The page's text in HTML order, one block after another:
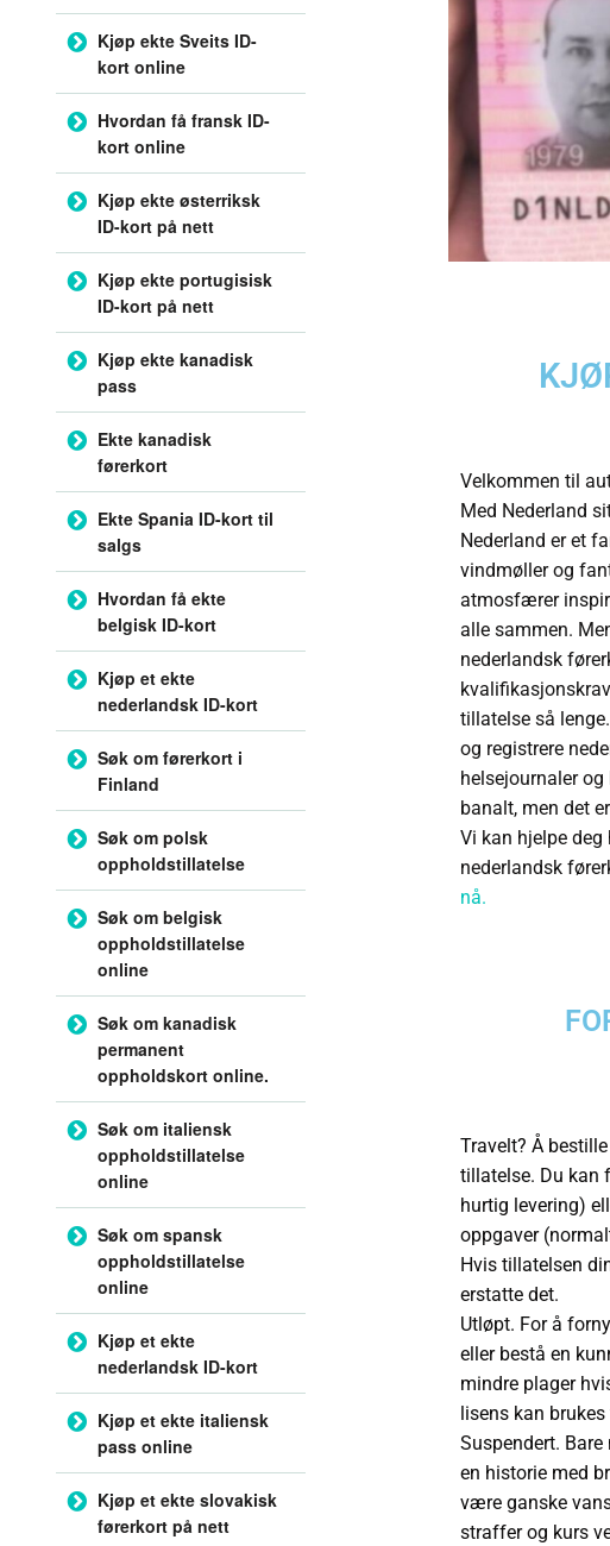
Velkommen til
Med Nederland
Nederland er et
vindmøller og
atmosfærer
alle sammen.
nederlandsk
tillatelse så
og registrere
helsejournaler
banalt, men det
Vi kan hjelpe
nederlandsk
nå.
Travelt? Å
tillatelse. Du kan
hurtig levering)
oppgaver
Hvis tillatelsen
erstatte det.
Utløpt. For å
eller bestå en
mindre plager
lisens kan
Suspendert.
en historie med
være ganske
straffer og kurs
Kjøp ekte Sveits ID-
kort online
Hvordan få fransk ID-
kort online
Kjøp ekte østerriksk
ID-kort på nett
Kjøp ekte portugisisk
ID-kort på nett
Kjøp ekte kanadisk
pass
Ekte kanadisk
førerkort
Ekte Spania ID-kort til
salgs
Hvordan få ekte
belgisk ID-kort
Kjøp et ekte
nederlandsk ID-kort
Søk om førerkort i
Finland
Søk om polsk
oppholdstillatelse
Søk om belgisk
oppholdstillatelse
online
Søk om kanadisk
permanent
oppholdskort online.
Søk om italiensk
oppholdstillatelse
online
Søk om spansk
oppholdstillatelse
online
Kjøp et ekte
nederlandsk ID-kort
Kjøp et ekte italiensk
pass online
Kjøp et ekte slovakisk
førerkort på nett